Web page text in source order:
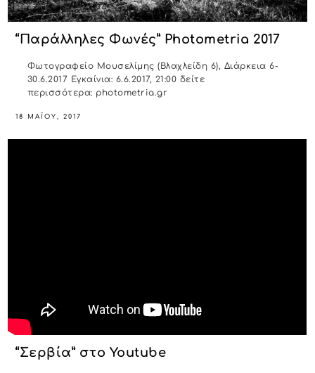
“Παράλληλες Φωνές” Photometria 2017
Φωτογραφείο Μουσελίμης (Βλαχλείδη 6), Διάρκεια 6-
30.6.2017 Εγκαίνια: 6.6.2017, 21:00 δείτε
περισσότερα: photometria.gr
18 ΜΑΪ́ΟΥ, 2017
“Σερβία” στο Youtube